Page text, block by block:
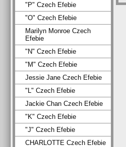
"P" Czech Efebie
"O" Czech Efebie
Marilyn Monroe Czech
Efebie
"N" Czech Efebie
"M" Czech Efebie
Jessie Jane Czech Efebie
"L" Czech Efebie
Jackie Chan Czech Efebie
"K" Czech Efebie
"J" Czech Efebie
CHARLOTTE Czech Efebie